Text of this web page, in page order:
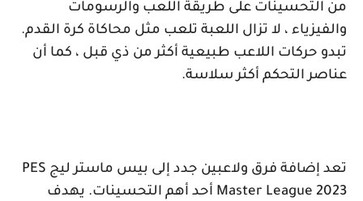
من التحسينات على طريقة اللعب والرسومات
والفيزياء ، لا تزال اللعبة تلعب مثل محاكاة كرة القدم.
تبدو حركات اللاعب طبيعية أكثر من ذي قبل ، كما أن
عناصر التحكم أكثر سلاسة.
تعد إضافة فرق ولاعبين جدد إلى بيس ماستر ليج PES
Master League 2023 أحد أهم التحسينات. يهدف